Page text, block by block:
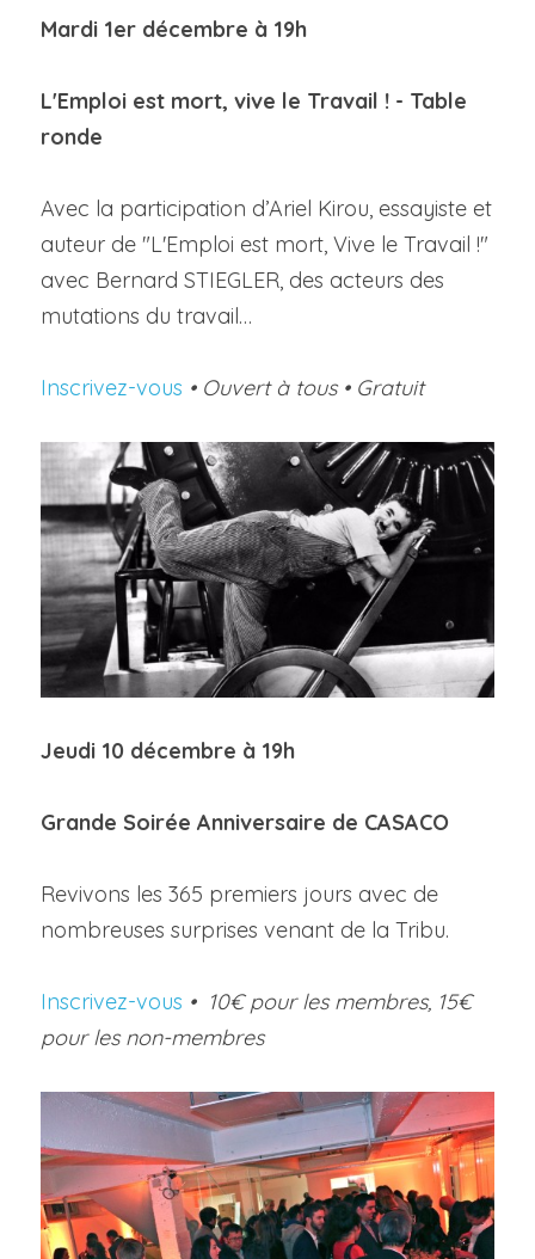
Mardi 1er décembre à 19h
L'Emploi est mort, vive le Travail ! - Table
ronde
Avec la participation d’Ariel Kirou, essayiste et
auteur de "L'Emploi est mort, Vive le Travail !"
avec Bernard STIEGLER, des acteurs des
mutations du travail…
Inscrivez-vous • Ouvert à tous • Gratuit
Jeudi 10 décembre à 19h
Grande Soirée Anniversaire de CASACO
Revivons les 365 premiers jours avec de
nombreuses surprises venant de la Tribu.
Inscrivez-vous • 10€ pour les membres, 15€
pour les non-membres